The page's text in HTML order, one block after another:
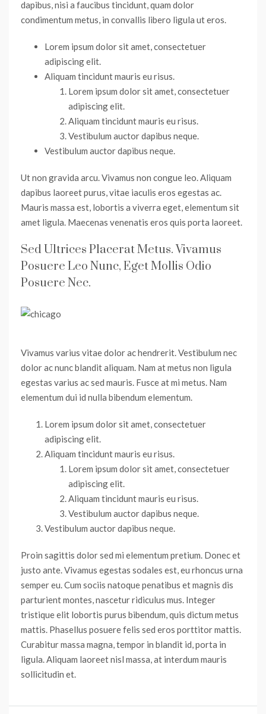
dapibus, nisi a faucibus tincidunt, quam dolor
condimentum metus, in convallis libero ligula ut eros.
Lorem ipsum dolor sit amet, consectetuer
adipiscing elit.
Aliquam tincidunt mauris eu risus.
Lorem ipsum dolor sit amet, consectetuer
adipiscing elit.
Aliquam tincidunt mauris eu risus.
Vestibulum auctor dapibus neque.
Vestibulum auctor dapibus neque.
Ut non gravida arcu. Vivamus non congue leo. Aliquam
dapibus laoreet purus, vitae iaculis eros egestas ac.
Mauris massa est, lobortis a viverra eget, elementum sit
amet ligula. Maecenas venenatis eros quis porta laoreet.
Sed Ultrices Placerat Metus. Vivamus
Posuere Leo Nunc, Eget Mollis Odio
Posuere Nec.
Vivamus varius vitae dolor ac hendrerit. Vestibulum nec
dolor ac nunc blandit aliquam. Nam at metus non ligula
egestas varius ac sed mauris. Fusce at mi metus. Nam
elementum dui id nulla bibendum elementum.
Lorem ipsum dolor sit amet, consectetuer
adipiscing elit.
Aliquam tincidunt mauris eu risus.
Lorem ipsum dolor sit amet, consectetuer
adipiscing elit.
Aliquam tincidunt mauris eu risus.
Vestibulum auctor dapibus neque.
Vestibulum auctor dapibus neque.
Proin sagittis dolor sed mi elementum pretium. Donec et
justo ante. Vivamus egestas sodales est, eu rhoncus urna
semper eu. Cum sociis natoque penatibus et magnis dis
parturient montes, nascetur ridiculus mus. Integer
tristique elit lobortis purus bibendum, quis dictum metus
mattis. Phasellus posuere felis sed eros porttitor mattis.
Curabitur massa magna, tempor in blandit id, porta in
ligula. Aliquam laoreet nisl massa, at interdum mauris
sollicitudin et.